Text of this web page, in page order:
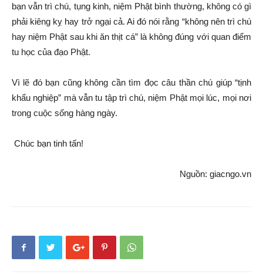
bạn vẫn trì chú, tụng kinh, niệm Phật bình thường, không có gì
phải kiêng kỵ hay trở ngại cả. Ai đó nói rằng “không nên trì chú
hay niệm Phật sau khi ăn thịt cá” là không đúng với quan điểm
tu học của đạo Phật.
Vì lẽ đó bạn cũng không cần tìm đọc câu thần chú giúp “tịnh
khẩu nghiệp” mà vẫn tu tập trì chú, niệm Phật mọi lúc, mọi nơi
trong cuộc sống hàng ngày.
Chúc bạn tinh tấn!
Nguồn: giacngo.vn